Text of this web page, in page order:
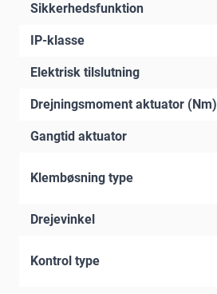
Sikkerhedsfunktion
IP-klasse
Elektrisk tilslutning
Drejningsmoment aktuator (Nm)
Gangtid aktuator
Klembøsning type
Drejevinkel
Kontrol type